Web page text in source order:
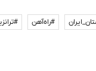
#راه‌آهن